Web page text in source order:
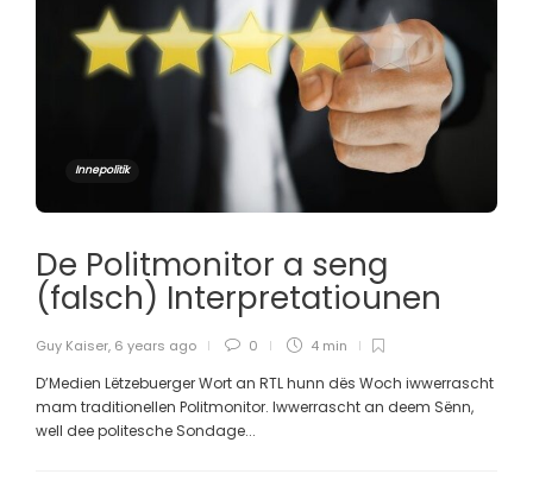
Innepolitik
De Politmonitor a seng
(falsch) Interpretatiounen
Guy Kaiser, 6 years ago 0 4 min
D’Medien Lëtzebuerger Wort an RTL hunn dës Woch iwwerrascht
mam traditionellen Politmonitor. Iwwerrascht an deem Sënn,
well dee politesche Sondage...